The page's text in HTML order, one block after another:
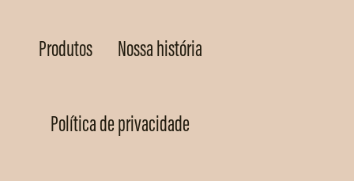
Produtos Nossa história
Política de privacidade